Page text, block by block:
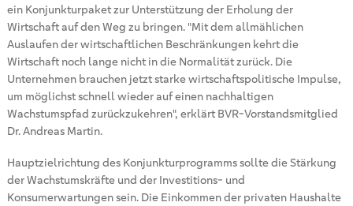
ein Konjunkturpaket zur Unterstützung der Erholung der
Wirtschaft auf den Weg zu bringen. "Mit dem allmählichen
Auslaufen der wirtschaftlichen Beschränkungen kehrt die
Wirtschaft noch lange nicht in die Normalität zurück. Die
Unternehmen brauchen jetzt starke wirtschaftspolitische Impulse,
um möglichst schnell wieder auf einen nachhaltigen
Wachstumspfad zurückzukehren", erklärt BVR-Vorstandsmitglied
Dr. Andreas Martin.
Hauptzielrichtung des Konjunkturprogramms sollte die Stärkung
der Wachstumskräfte und der Investitions- und
Konsumerwartungen sein. Die Einkommen der privaten Haushalte